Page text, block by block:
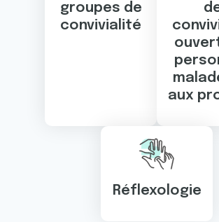
groupes de
convivialité
aux
Réflexologie